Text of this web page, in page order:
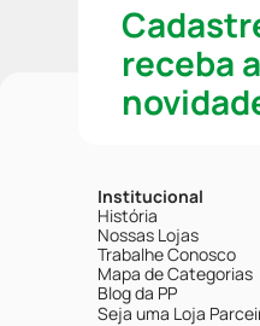
receba
Institucional
História
Nossas Lojas
Trabalhe Conosco
Mapa de Categorias
Blog da PP
Seja uma Loja